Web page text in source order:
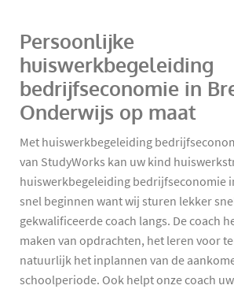
Persoonlijke
huiswerkbegeleiding
bedrijfseconomie in
Onderwijs op maat
Met huiswerkbegeleiding
van StudyWorks kan uw kind
huiswerkbegeleiding bedrijfseconomie
snel beginnen want wij sturen lekker
gekwalificeerde coach langs. De coach
maken van opdrachten, het leren voor
natuurlijk het inplannen van de
schoolperiode. Ook helpt onze coach